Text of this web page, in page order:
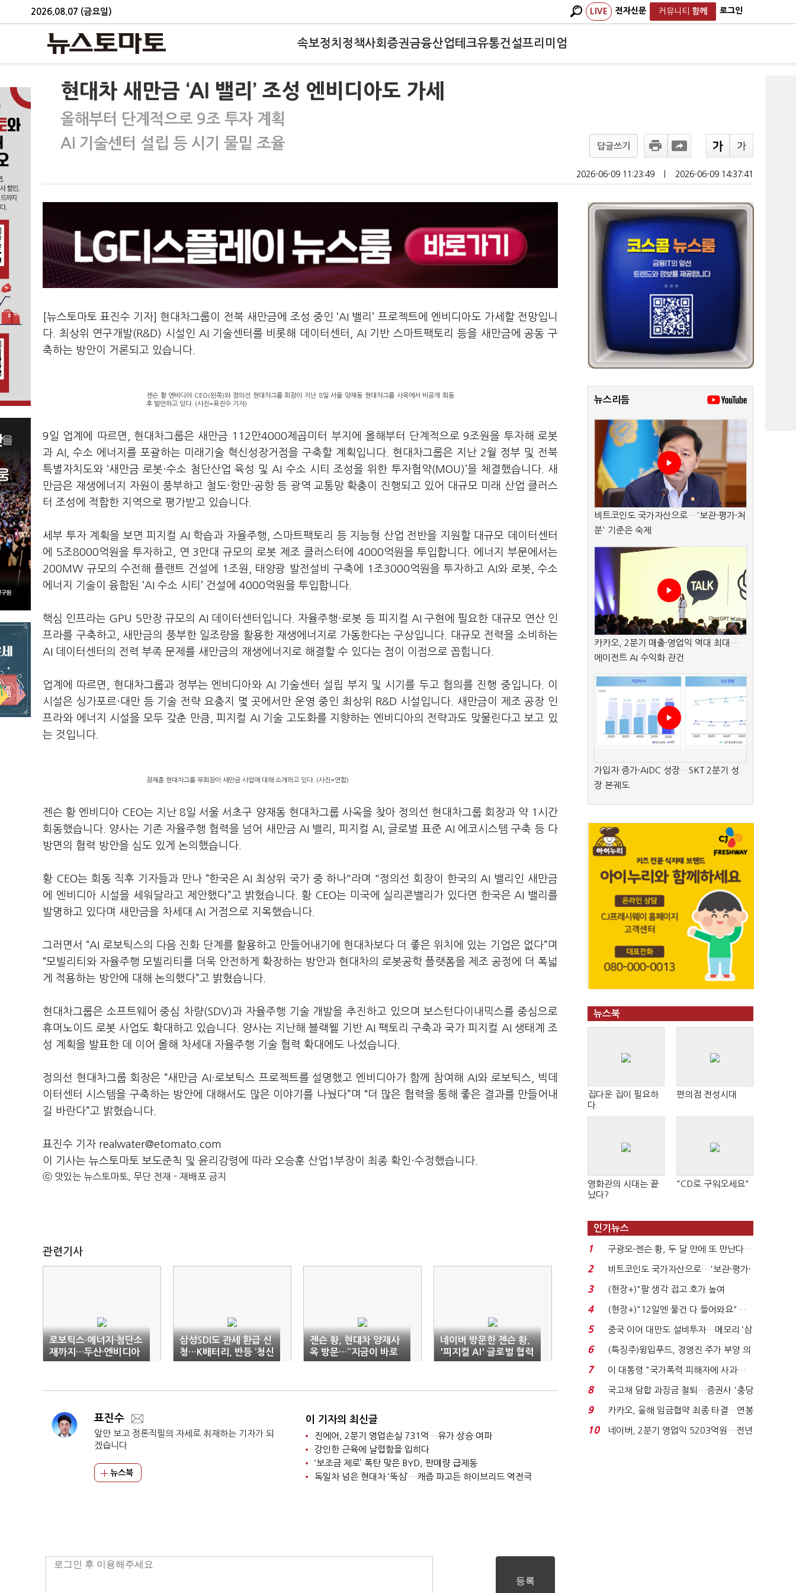
2026.08.07 (금요일) LIVE 전자신문 커뮤니티 함께 로그인
속보정치 정책사회 증권금융산업테크유통건설프리미엄
현대차 새만금 ‘AI 밸리’ 조성 엔비디아도 가세
올해부터 단계적으로 9조 투자 계획
AI 기술센터 설립 등 시기 물밑 조율
답글쓰기
2026-06-09 11:23:49 2026-06-09 14:37:41
[뉴스토마토 표진수 기자] 현대차그룹이 전북 새만금에 조성 중인 ‘AI 밸리’ 프로젝트에 엔비디아도 가세할 전망입니
다. 최상위 연구개발(R&D) 시설인 AI 기술센터를 비롯해 데이터센터, AI 기반 스마트팩토리 등을 새만금에 공동 구
축하는 방안이 거론되고 있습니다.
젠슨 황 엔비디아 CEO(왼쪽)와 정의선 현대차그룹 회장이 지난 8일 서울 양재동 현대차그룹 사옥에서 비공개 회동
후 발언하고 있다. (사진=표진수 기자)
9일 업계에 따르면, 현대차그룹은 새만금 112만4000제곱미터 부지에 올해부터 단계적으로 9조원을 투자해 로봇
과 AI, 수소 에너지를 포괄하는 미래기술 혁신성장거점을 구축할 계획입니다. 현대차그룹은 지난 2월 정부 및 전북
특별자치도와 ‘새만금 로봇·수소 첨단산업 육성 및 AI 수소 시티 조성을 위한 투자협약(MOU)’을 체결했습니다. 새
만금은 재생에너지 자원이 풍부하고 철도·항만·공항 등 광역 교통망 확충이 진행되고 있어 대규모 미래 산업 클러스
터 조성에 적합한 지역으로 평가받고 있습니다.
세부 투자 계획을 보면 피지컬 AI 학습과 자율주행, 스마트팩토리 등 지능형 산업 전반을 지원할 대규모 데이터센터
에 5조8000억원을 투자하고, 연 3만대 규모의 로봇 제조 클러스터에 4000억원을 투입합니다. 에너지 부문에서는
200MW 규모의 수전해 플랜트 건설에 1조원, 태양광 발전설비 구축에 1조3000억원을 투자하고 AI와 로봇, 수소
에너지 기술이 융합된 ‘AI 수소 시티’ 건설에 4000억원을 투입합니다.
핵심 인프라는 GPU 5만장 규모의 AI 데이터센터입니다. 자율주행·로봇 등 피지컬 AI 구현에 필요한 대규모 연산 인
프라를 구축하고, 새만금의 풍부한 일조량을 활용한 재생에너지로 가동한다는 구상입니다. 대규모 전력을 소비하는
AI 데이터센터의 전력 부족 문제를 새만금의 재생에너지로 해결할 수 있다는 점이 이점으로 꼽힙니다.
업계에 따르면, 현대차그룹과 정부는 엔비디아와 AI 기술센터 설립 부지 및 시기를 두고 협의를 진행 중입니다. 이
시설은 싱가포르·대만 등 기술 전략 요충지 몇 곳에서만 운영 중인 최상위 R&D 시설입니다. 새만금이 제조 공장 인
프라와 에너지 시설을 모두 갖춘 만큼, 피지컬 AI 기술 고도화를 지향하는 엔비디아의 전략과도 맞물린다고 보고 있
는 것입니다.
장재훈 현대차그룹 부회장이 새만금 사업에 대해 소개하고 있다. (사진=연합)
젠슨 황 엔비디아 CEO는 지난 8일 서울 서초구 양재동 현대차그룹 사옥을 찾아 정의선 현대차그룹 회장과 약 1시간
회동했습니다. 양사는 기존 자율주행 협력을 넘어 새만금 AI 밸리, 피지컬 AI, 글로벌 표준 AI 에코시스템 구축 등 다
방면의 협력 방안을 심도 있게 논의했습니다.
황 CEO는 회동 직후 기자들과 만나 “한국은 AI 최상위 국가 중 하나"라며 "정의선 회장이 한국의 AI 밸리인 새만금
에 엔비디아 시설을 세워달라고 제안했다”고 밝혔습니다. 황 CEO는 미국에 실리콘밸리가 있다면 한국은 AI 밸리를
발명하고 있다며 새만금을 차세대 AI 거점으로 지목했습니다.
그러면서 “AI 로보틱스의 다음 진화 단계를 활용하고 만들어내기에 현대차보다 더 좋은 위치에 있는 기업은 없다”며
“모빌리티와 자율주행 모빌리티를 더욱 안전하게 확장하는 방안과 현대차의 로봇공학 플랫폼을 제조 공정에 더 폭넓
게 적용하는 방안에 대해 논의했다”고 밝혔습니다.
현대차그룹은 소프트웨어 중심 차량(SDV)과 자율주행 기술 개발을 추진하고 있으며 보스턴다이내믹스를 중심으로
휴머노이드 로봇 사업도 확대하고 있습니다. 양사는 지난해 블랙웰 기반 AI 팩토리 구축과 국가 피지컬 AI 생태계 조
성 계획을 발표한 데 이어 올해 차세대 자율주행 기술 협력 확대에도 나섰습니다.
정의선 현대차그룹 회장은 “새만금 AI·로보틱스 프로젝트를 설명했고 엔비디아가 함께 참여해 AI와 로보틱스, 빅데
이터센터 시스템을 구축하는 방안에 대해서도 많은 이야기를 나눴다”며 “더 많은 협력을 통해 좋은 결과를 만들어내
길 바란다”고 밝혔습니다.
표진수 기자 realwater@etomato.com
이 기사는 뉴스토마토 보도준칙 및 윤리강령에 따라 오승훈 산업1부장이 최종 확인·수정했습니다.
ⓒ 맛있는 뉴스토마토, 무단 전재 - 재배포 금지
관련기사
로보틱스·에너지·첨단소
재까지…두산·엔비디아
‘AI 동맹’
삼성SDI도 관세 환급 신
청…K배터리, 반등 ‘청신
호’
젠슨 황, 현대차 양재사
옥 방문…“지금이 바로
현대차의 시간”
네이버 방문한 젠슨 황,
'피지컬 AI' 글로벌 협력
강화
표진수
앞만 보고 정론직필의 자세로 취재하는 기자가 되
겠습니다
뉴스북
이 기자의 최신글
진에어, 2분기 영업손실 731억…유가 상승 여파
강인한 근육에 날렵함을 입히다
‘보조금 제로’ 폭탄 맞은 BYD, 판매량 급제동
독일차 넘은 현대차 ‘뚝심’…캐즘 파고든 하이브리드 역전극
뉴스리듬
비트코인도 국가자산으로…'보관·평가·처
분' 기준은 숙제
카카오, 2분기 매출·영업익 역대 최대…
에이전트 AI 수익화 관건
가입자 증가·AIDC 성장…SKT 2분기 성
장 본궤도
뉴스북
집다운 집이 필요하
다
편의점 전성시대
영화관의 시대는 끝
났다?
"CD로 구워오세요"
인기뉴스
1
구광모-젠슨 황, 두 달 만에 또 만난다…
로봇·AI 등 논...
2
비트코인도 국가자산으로…'보관·평가·
처분' 기준은 ...
3
(현장+)"팔 생각 접고 호가 높여
요"…'덜 똘똘한 한 채' 20...
4
(현장+)"12일엔 물건 다 들어와요"…
빈 매대 채우며 문 연 ...
5
중국 이어 대만도 설비투자…메모리 ‘삼
국전쟁’
6
(특징주)윙입푸드, 경영진 주가 부양 의
지에 상한가...
7
이 대통령 "국가폭력 피해자에 사과…
적극적 조사로 진...
8
국고채 담합 과징금 철퇴…증권사 '충당
금 폭탄' 우려...
9
카카오, 올해 임금협약 최종 타결…연봉
6.3% 인상·격려...
10
네이버, 2분기 영업익 5203억원…전년